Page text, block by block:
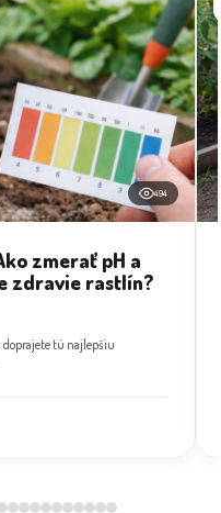
494
zmerať pH a
zdravie rastlín?
doprajete tú najlepšiu